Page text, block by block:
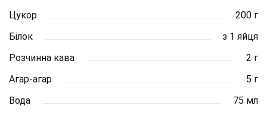
Цукор
200 г
Білок
з 1 яйця
Розчинна кава
2 г
Агар-агар
5 г
Вода
75 мл